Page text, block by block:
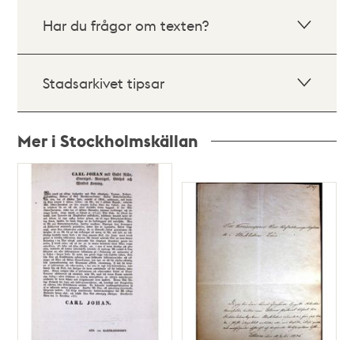
Har du frågor om texten?
Stadsarkivet tipsar
Mer i Stockholmskällan
Relaterade
poster
teman